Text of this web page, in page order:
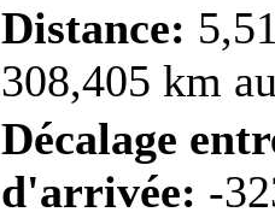
Distance:
308,405 km
Décalage
d'arrivée: -